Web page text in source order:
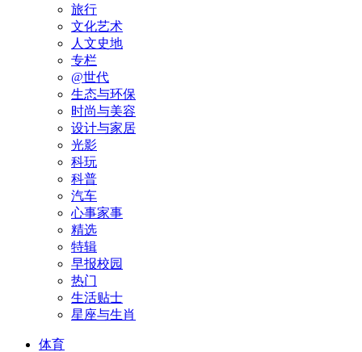
旅行
文化艺术
人文史地
专栏
@世代
生态与环保
时尚与美容
设计与家居
光影
科玩
科普
汽车
心事家事
精选
特辑
早报校园
热门
生活贴士
星座与生肖
体育